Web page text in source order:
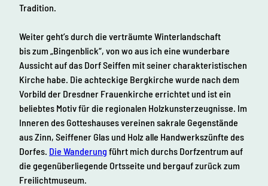
Tradition.
Weiter geht’s durch die verträumte Winterlandschaft
bis zum „Bingenblick“, von wo aus ich eine wunderbare
Aussicht auf das Dorf Seiffen mit seiner charakteristischen
Kirche habe. Die achteckige Bergkirche wurde nach dem
Vorbild der Dresdner Frauenkirche errichtet und ist ein
beliebtes Motiv für die regionalen Holzkunsterzeugnisse. Im
Inneren des Gotteshauses vereinen sakrale Gegenstände
aus Zinn, Seiffener Glas und Holz alle Handwerkszünfte des
Dorfes. Die Wanderung führt mich durchs Dorfzentrum auf
die gegenüberliegende Ortsseite und bergauf zurück zum
Freilichtmuseum.